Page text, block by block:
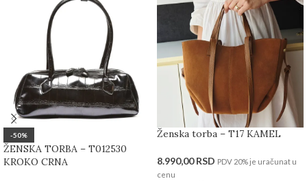
-50%
ŽENSKA TORBA – T012530
KROKO CRNA
Ženska torba – T17 KAMEL
8.990,00RSD PDV 20% je uračunat u
cenu